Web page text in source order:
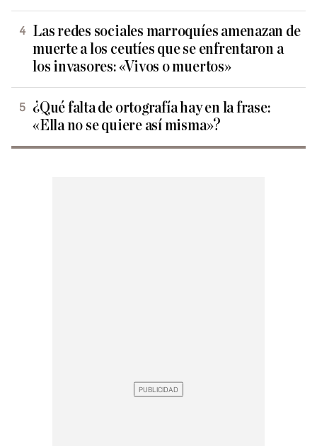
Las redes sociales marroquíes amenazan de
muerte a los ceutíes que se enfrentaron a
los invasores: «Vivos o muertos»
¿Qué falta de ortografía hay en la frase:
«Ella no se quiere así misma»?